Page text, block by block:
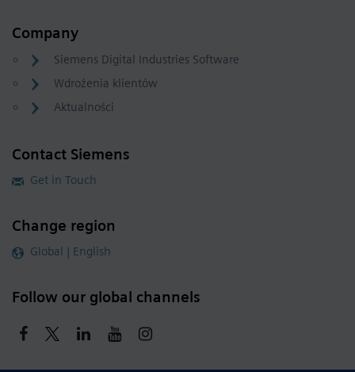
Company
Siemens Digital Industries Software
Wdrożenia klientów
Aktualności
Contact Siemens
Get in Touch
Change region
Global | English
Follow our global channels